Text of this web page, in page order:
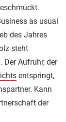
as usual
des Jahres
steht
Aufruhr, der
entspringt,
Kann
der